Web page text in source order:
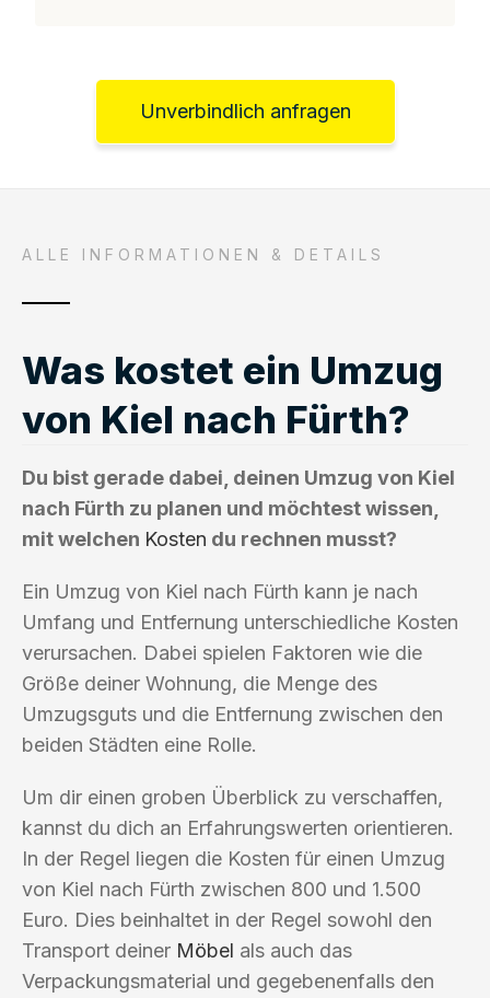
Unverbindlich anfragen
ALLE INFORMATIONEN & DETAILS
Was kostet ein Umzug
von Kiel nach Fürth?
Du bist gerade dabei, deinen Umzug von Kiel
nach Fürth zu planen und möchtest wissen,
mit welchen Kosten du rechnen musst?
Ein Umzug von Kiel nach Fürth kann je nach
Umfang und Entfernung unterschiedliche Kosten
verursachen. Dabei spielen Faktoren wie die
Größe deiner Wohnung, die Menge des
Umzugsguts und die Entfernung zwischen den
beiden Städten eine Rolle.
Um dir einen groben Überblick zu verschaffen,
kannst du dich an Erfahrungswerten orientieren.
In der Regel liegen die Kosten für einen Umzug
von Kiel nach Fürth zwischen 800 und 1.500
Euro. Dies beinhaltet in der Regel sowohl den
Transport deiner Möbel als auch das
Verpackungsmaterial und gegebenenfalls den